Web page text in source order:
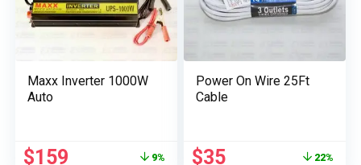
Maxx Inverter 1000W
Auto
Le
$159 9%
Power On Wire 25Ft
Cable
Le
$35Le 22%